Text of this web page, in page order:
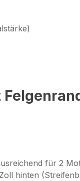
für 2
hinten